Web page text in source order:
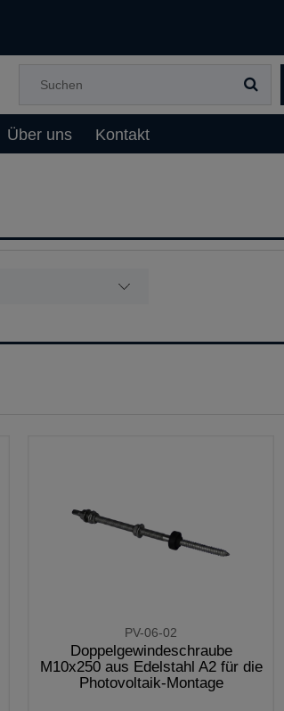
Über uns Kontakt
PV-06-02
Doppelgewindeschraube
M10x250 aus Edelstahl A2 für die
Photovoltaik-Montage